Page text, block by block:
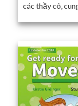
các thầy cô,